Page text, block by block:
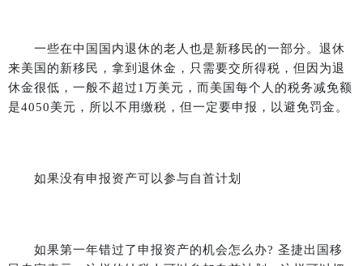
一些在中国国内退休的老人也是新移民的一部分。退休
来美国的新移民，拿到退休金，只需要交所得税，但因为退
休金很低，一般不超过1 万美元，而美国每个人的税务减免额
是4050美元，所以不用缴税，但一定要申报，以避免罚金。
如果没有申报资产可以参与自首计划
如果第一年错过了申报资产的机会怎么办? 圣捷出国移